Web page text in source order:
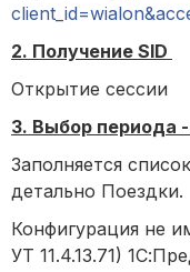
2. Получение SID
Открытие сессии
3. Выбор периода
Заполняется
детально Поездки.
Конфигурация не
УТ 11.4.13.71)